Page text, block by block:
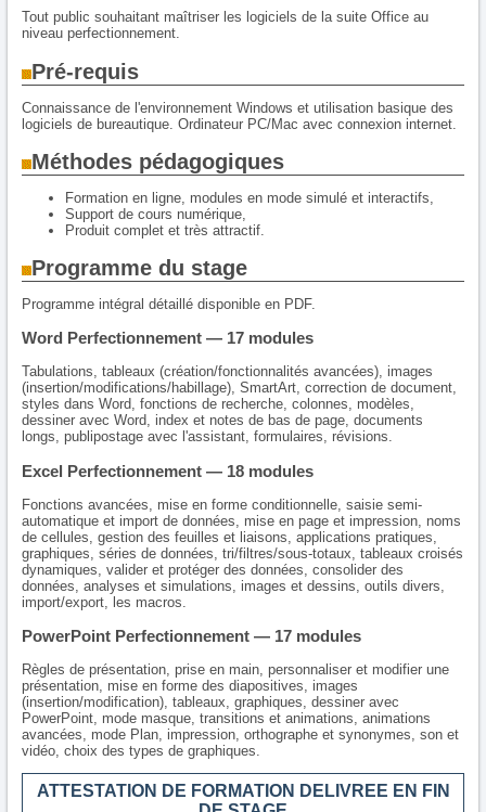
Tout public souhaitant maîtriser les logiciels de la suite Office au
niveau perfectionnement.
Pré-requis
Connaissance de l'environnement Windows et utilisation basique des
logiciels de bureautique. Ordinateur PC/Mac avec connexion internet.
Méthodes pédagogiques
Formation en ligne, modules en mode simulé et interactifs,
Support de cours numérique,
Produit complet et très attractif.
Programme du stage
Programme intégral détaillé disponible en PDF.
Word Perfectionnement — 17 modules
Tabulations, tableaux (création/fonctionnalités avancées), images
(insertion/modifications/habillage), SmartArt, correction de document,
styles dans Word, fonctions de recherche, colonnes, modèles,
dessiner avec Word, index et notes de bas de page, documents
longs, publipostage avec l'assistant, formulaires, révisions.
Excel Perfectionnement — 18 modules
Fonctions avancées, mise en forme conditionnelle, saisie semi-
automatique et import de données, mise en page et impression, noms
de cellules, gestion des feuilles et liaisons, applications pratiques,
graphiques, séries de données, tri/filtres/sous-totaux, tableaux croisés
dynamiques, valider et protéger des données, consolider des
données, analyses et simulations, images et dessins, outils divers,
import/export, les macros.
PowerPoint Perfectionnement — 17 modules
Règles de présentation, prise en main, personnaliser et modifier une
présentation, mise en forme des diapositives, images
(insertion/modification), tableaux, graphiques, dessiner avec
PowerPoint, mode masque, transitions et animations, animations
avancées, mode Plan, impression, orthographe et synonymes, son et
vidéo, choix des types de graphiques.
ATTESTATION DE FORMATION DELIVREE EN FIN